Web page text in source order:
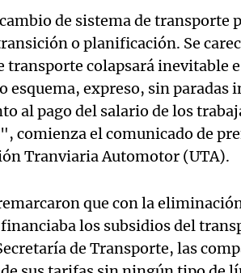
de sistema de transporte
o planificación. Se
transporte colapsará inevitable e
esquema, expreso, sin paradas
al pago del salario de los
comienza el comunicado de
Tranviaria Automotor (UTA).
que con la
los subsidios del
de Transporte, las